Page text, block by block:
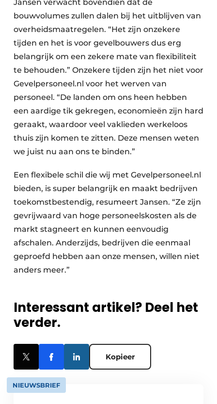
Jansen verwacht bovendien dat de
bouwvolumes zullen dalen bij het uitblijven van
overheidsmaatregelen. “Het zijn onzekere
tijden en het is voor gevelbouwers dus erg
belangrijk om een zekere mate van flexibiliteit
te behouden.” Onzekere tijden zijn het niet voor
Gevelpersoneel.nl voor het werven van
personeel. “De landen om ons heen hebben
een aardige tik gekregen, economieën zijn hard
geraakt, waardoor veel vaklieden werkeloos
thuis zijn komen te zitten. Deze mensen weten
we juist nu aan ons te binden.”
Een flexibele schil die wij met Gevelpersoneel.nl
bieden, is super belangrijk en maakt bedrijven
toekomstbestendig, resumeert Jansen. “Ze zijn
gevrijwaard van hoge personeelskosten als de
markt stagneert en kunnen eenvoudig
afschalen. Anderzijds, bedrijven die eenmaal
geproefd hebben aan onze mensen, willen niet
anders meer.”
Interessant artikel? Deel het
verder.
Kopieer
NIEUWSBRIEF